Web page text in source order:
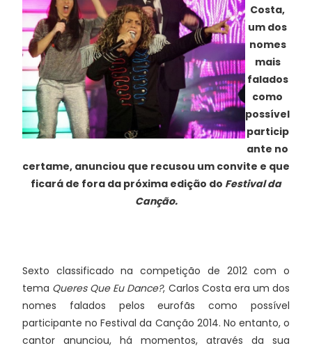
Costa,
um dos
nomes
mais
falados
como
possível
particip
ante no
certame, anunciou que recusou um convite e que
ficará de fora da próxima edição do Festival da
Canção.
Sexto classificado na competição de 2012 com o
tema Queres Que Eu Dance?, Carlos Costa era um dos
nomes falados pelos eurofãs como possível
participante no Festival da Canção 2014. No entanto, o
cantor anunciou, há momentos, através da sua